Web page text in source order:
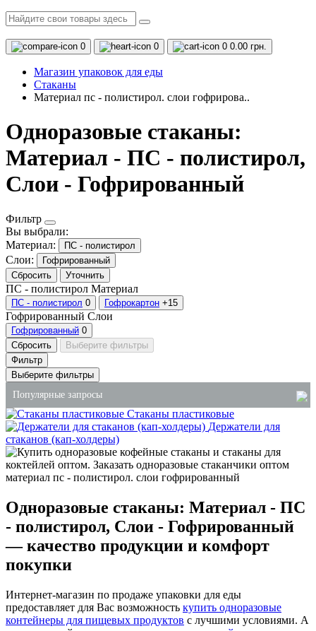
0 0 0 0.00 грн.
Магазин упаковок для еды
Стаканы
Материал пс - полистирол. слои гофрирова..
Одноразовые стаканы:
Материал - ПС - полистирол,
Слои - Гофрированный
Фильтр
Вы выбрали:
Материал:
ПС - полистирол
Слои:
Гофрированный
Сбросить
Уточнить
ПС - полистирол Материал
ПС - полистирол 0 Гофрокартон +15
Гофрированный Слои
Гофрированный 0
Сбросить
Выберите фильтры
Фильтр
Выберите фильтры
Популярные запросы
держатель под стаканы
упаковка для суши роллов
подложки для продуктов
купить одноразовые контейнеры для ягод
моющие средства цена
Стаканы пластиковые
Держатели для
стаканов (кап-холдеры)
Одноразовые стаканы: Материал - ПС
- полистирол, Слои - Гофрированный
— качество продукции и комфорт
покупки
Интернет-магазин по продаже упаковки для еды
предоставляет для Вас возможность купить одноразовые
контейнеры для пищевых продуктов с лучшими условиями. А